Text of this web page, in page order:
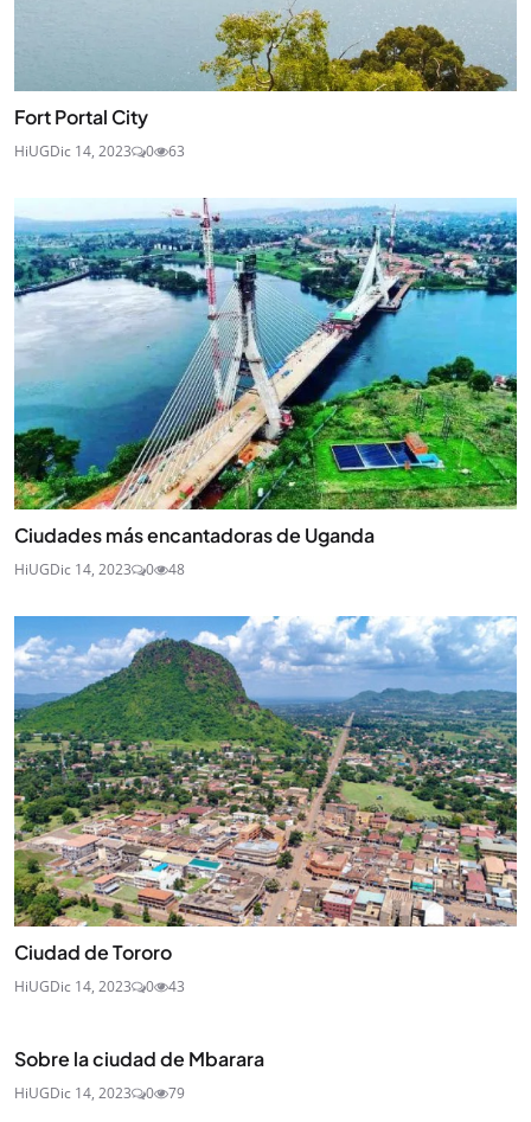
Fort Portal City
HiUGDic 14, 2023 0 63
Ciudades más encantadoras de Uganda
HiUGDic 14, 2023 0 48
Ciudad de Tororo
HiUGDic 14, 2023 0 43
Sobre la ciudad de Mbarara
HiUGDic 14, 2023 0 79